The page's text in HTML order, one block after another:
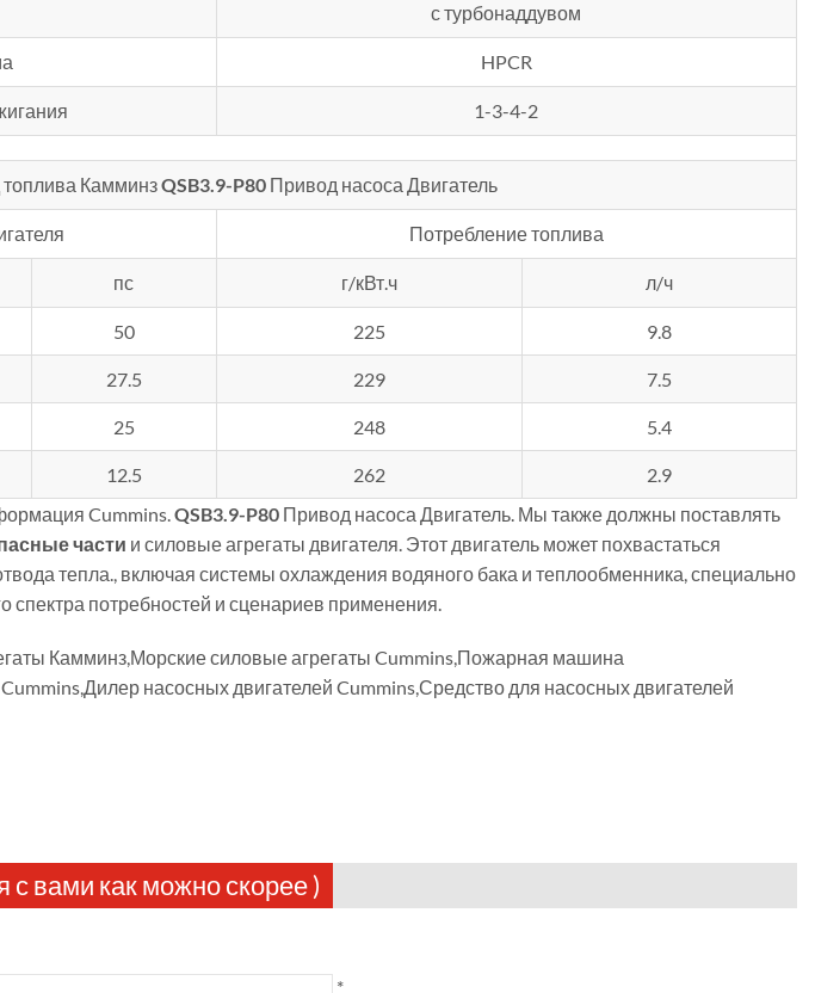
с турбонаддувом
HPCR
1-3-4-2
топлива КамминзQSB3.9-P80 Привод насоса Двигатель
Потребление топлива
пс г/кВт.ч л/ч
50 225 9.8
27.5 229 7.5
25 248 5.4
12.5 262
2.9
Cummins.QSB3.9-P80 Привод насоса Двигатель. Мы также должны поставлять
части и силовые агрегаты двигателя. Этот двигатель может похвастаться
тепла., включая системы охлаждения водяного бака и теплообменника, специально
спектра потребностей и сценариев применения.
Камминз,Морские силовые агрегаты Cummins,Пожарная машина
насосных двигателей Cummins,Средство для насосных двигателей
вами как можно скорее )
*